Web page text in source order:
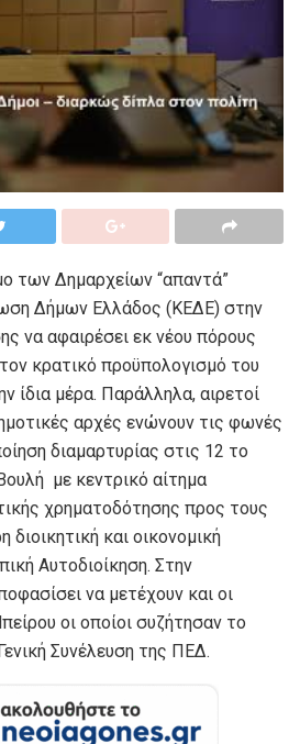
των Δημαρχείων “απαντά”
Δήμων Ελλάδος (ΚΕΔΕ) στην
να αφαιρέσει εκ νέου πόρους
κρατικό προϋπολογισμό του
ίδια μέρα. Παράλληλα, αιρετοί
αρχές ενώνουν τις φωνές
διαμαρτυρίας στις 12 το
με κεντρικό αίτημα
χρηματοδότησης προς τους
και οικονομική
Αυτοδιοίκηση. Στην
να μετέχουν και οι
οι οποίοι συζήτησαν το
Συνέλευση της ΠΕΔ.